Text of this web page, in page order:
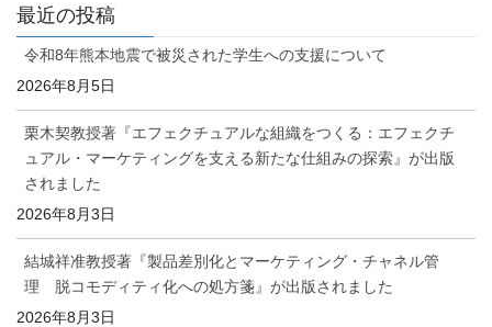
最近の投稿
令和8年熊本地震で被災された学生への支援について
2026年8月5日
栗木契教授著『エフェクチュアルな組織をつくる：エフェクチ
ュアル・マーケティングを支える新たな仕組みの探索』が出版
されました
2026年8月3日
結城祥准教授著『製品差別化とマーケティング・チャネル管
理 脱コモディティ化への処方箋』が出版されました
2026年8月3日